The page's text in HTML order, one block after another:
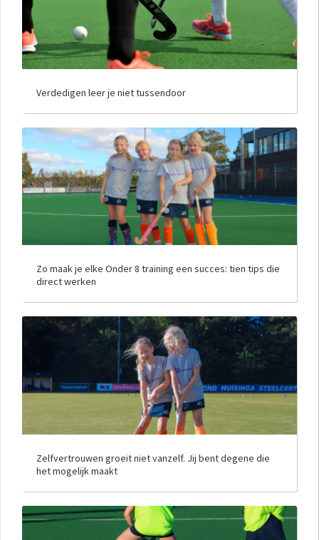
Verdedigen leer je niet tussendoor
Zo maak je elke Onder 8 training een succes: tien tips die
direct werken
Zelfvertrouwen groeit niet vanzelf. Jij bent degene die
het mogelijk maakt